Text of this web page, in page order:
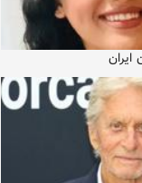
ایران